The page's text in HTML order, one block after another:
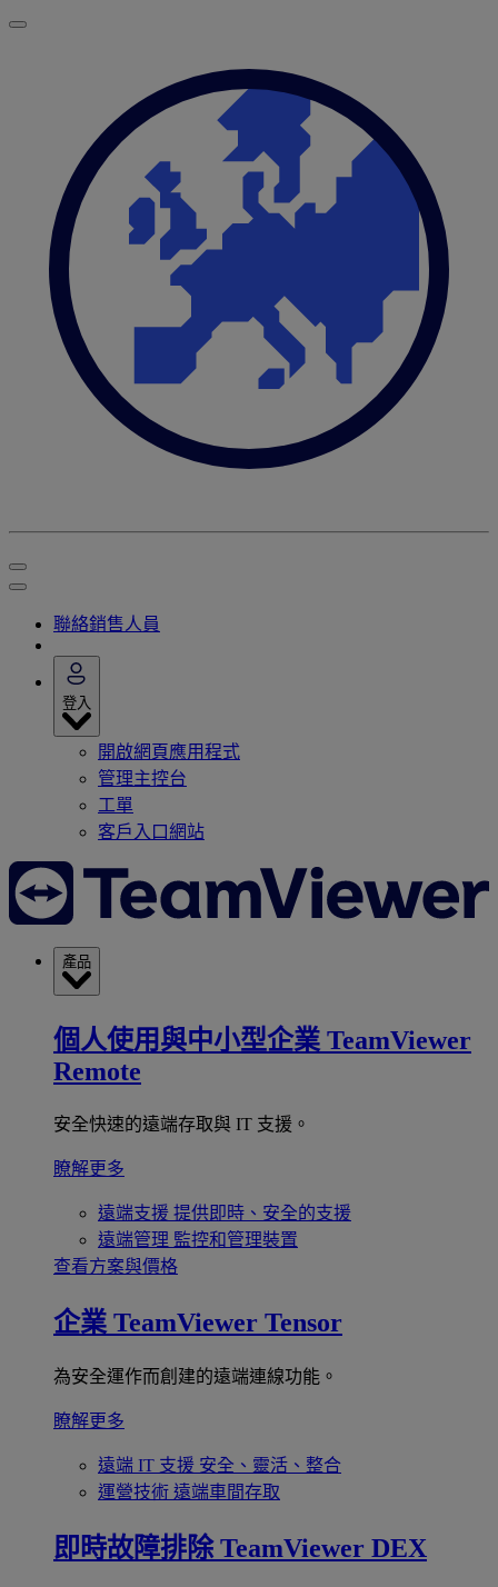
聯絡銷售人員
登入
開啟網頁應用程式
管理主控台
工單
客戶入口網站
產品
個人使用與中小型企業 TeamViewer
Remote
安全快速的遠端存取與 IT 支援。
瞭解更多
遠端支援 提供即時、安全的支援
遠端管理 監控和管理裝置
查看方案與價格
企業 TeamViewer Tensor
為安全運作而創建的遠端連線功能。
瞭解更多
遠端 IT 支援 安全、靈活、整合
運營技術 遠端車間存取
即時故障排除 TeamViewer DEX